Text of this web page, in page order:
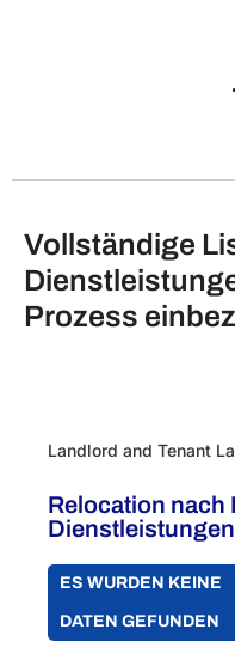
Vollständige
Prozess
Landlord and Tenant
Relocation nach
Dienstleistungen
ES WURDEN KEINE
DATEN GEFUNDEN